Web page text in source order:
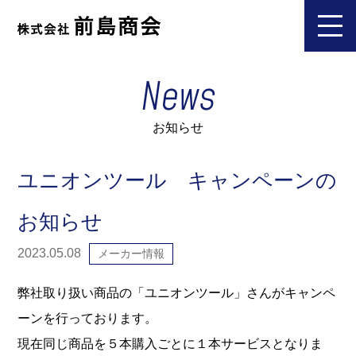
News
お知らせ
ユニオンツール キャンペーンの
お知らせ
2023.05.08 メーカー情報
弊社取り扱い商品の「ユニオンツール」さんがキャンペ
ーンを行っております。
現在同じ商品を５本購入ごとに１本サービスとなりま